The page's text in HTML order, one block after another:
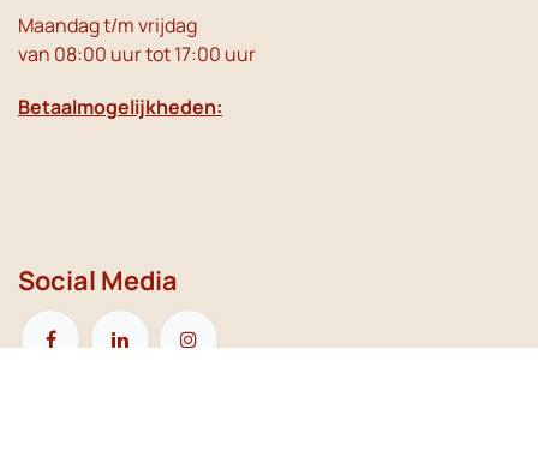
Maandag t/m vrijdag
van 08:00 uur tot 17:00 uur
Betaalmogelijkheden: